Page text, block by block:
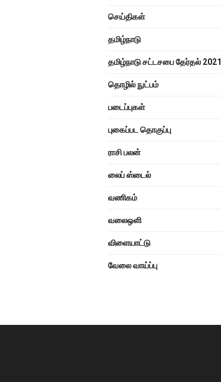
செய்திகள்
தமிழ்நாடு
தமிழ்நாடு சட்டசபை தேர்தல் 2021
தொழில் நுட்பம்
படைப்புகள்
புகைப்பட தொகுப்பு
ராசி பலன்
லைப் ஸ்டைல்
வணிகம்
வலைஒளி
விளையாட்டு
வேலை வாய்ப்பு